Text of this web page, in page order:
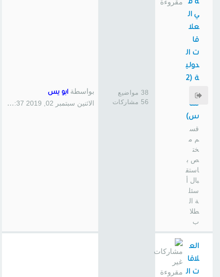
ة ف
ي ال
علا
قا
ت ال
دولي
ة (2
45
سا
س)
قس
م م
خت
ص ب
استق
بال أ
سئل
ة ال
طلا
ب
38 مواضيع
56 مشاركات
بواسطة ابو يس
الاثنين سبتمبر 02, 2019 1:37 pm
الع
لاقا
ت ال